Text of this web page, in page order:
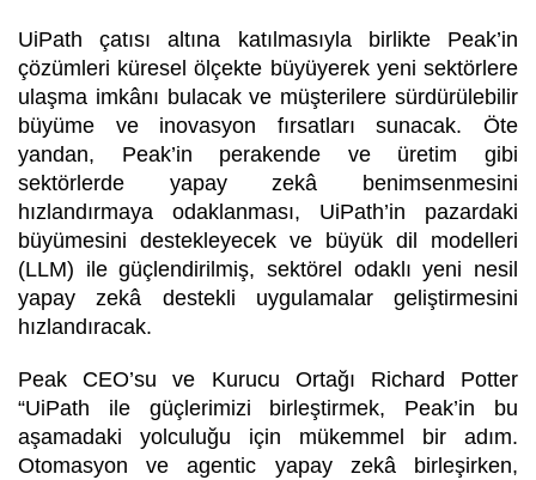
UiPath çatısı altına katılmasıyla birlikte Peak’in
çözümleri küresel ölçekte büyüyerek yeni sektörlere
ulaşma imkânı bulacakve müşterilere sürdürülebilir
büyüme ve inovasyon fırsatları sunacak. Öte
yandan, Peak’in perakende ve üretim gibi
sektörlerde yapay zekâ benimsenmesini
hızlandırmaya odaklanması, UiPath’in pazardaki
büyümesini destekleyecek ve büyük dil modelleri
(LLM) ile güçlendirilmiş, sektörel odaklı yeni nesil
yapay zekâ destekli uygulamalar geliştirmesini
hızlandıracak.
Peak CEO’su ve Kurucu Ortağı Richard Potter
“UiPath ile güçlerimizi birleştirmek, Peak’in bu
aşamadaki yolculuğu için mükemmel bir adım.
Otomasyon ve agentic yapay zekâ birleşirken,